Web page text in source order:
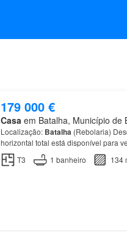
179 000 €
Casaem Batalha, Município de
Localização: Batalha (Rebolaria)
horizontal total está disponível para
T3
1 banheiro 134